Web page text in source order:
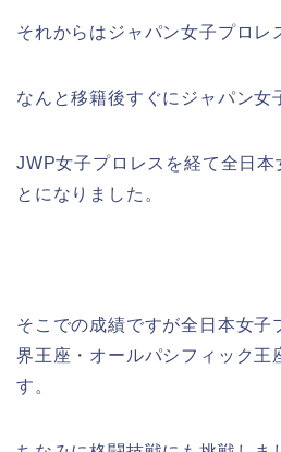
それからはジャパン女子プロレ
なんと移籍後すぐにジャパン女
JWP女子プロレスを経て全日本
とになりました。
そこでの成績ですが全日本女子
界王座・オールパシフィック王
す。